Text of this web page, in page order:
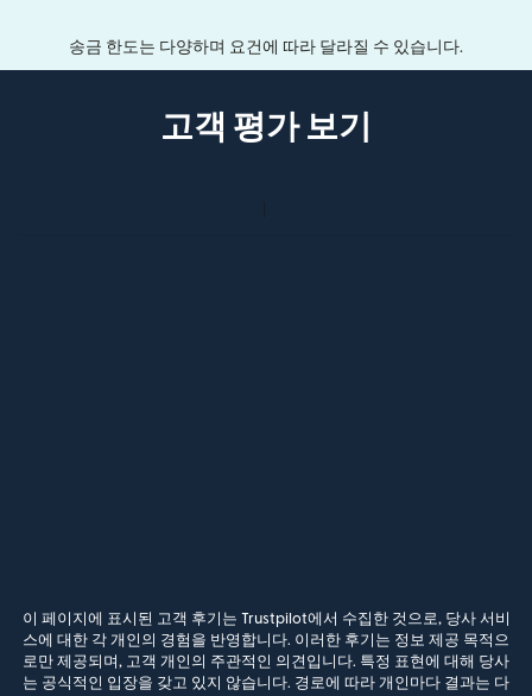
송금 한도는 다양하며 요건에 따라 달라질 수 있습니다.
고객 평가 보기
이 페이지에 표시된 고객 후기는 Trustpilot에서 수집한 것으로, 당사 서비
스에 대한 각 개인의 경험을 반영합니다. 이러한 후기는 정보 제공 목적으
로만 제공되며, 고객 개인의 주관적인 의견입니다. 특정 표현에 대해 당사
는 공식적인 입장을 갖고 있지 않습니다. 경로에 따라 개인마다 결과는 다